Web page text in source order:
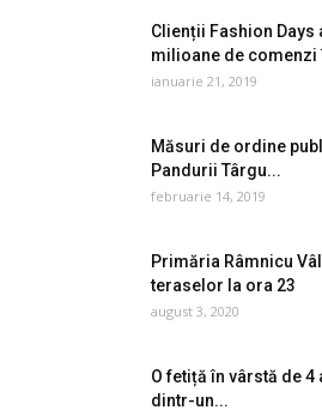
Clienții Fashion Days
milioane de comenzi
ianuarie 21, 2019
Măsuri de ordine
Pandurii Târgu...
februarie 14, 2019
Primăria Râmnicu
teraselor la ora 23
august 3, 2020
O fetiță în vârstă de 4
dintr-un...